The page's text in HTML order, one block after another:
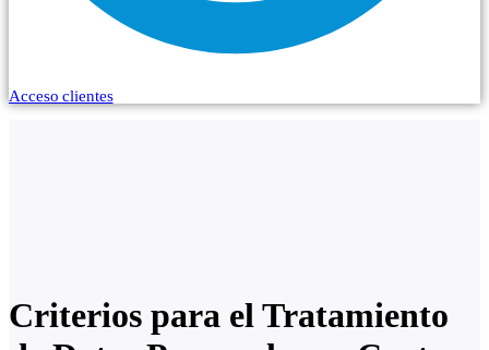
Acceso clientes
Criterios para el Tratamiento